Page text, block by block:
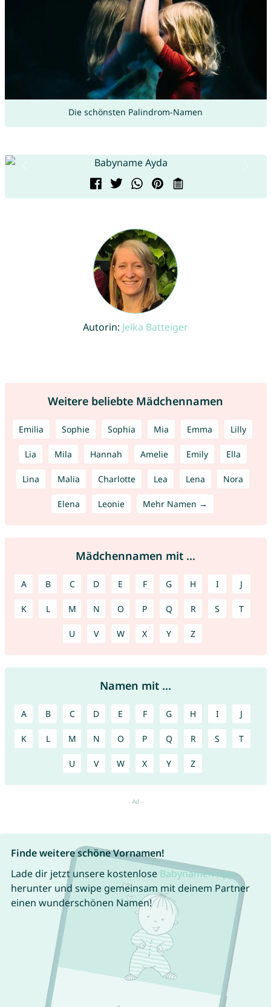
Die schönsten Palindrom-Namen
Autorin: Jelka Batteiger
Weitere beliebte Mädchennamen
Emilia Sophie Sophia Mia Emma Lilly
Lia Mila Hannah Amelie Emily Ella
Lina Malia Charlotte Lea Lena Nora
Elena Leonie Mehr Namen →
Mädchennamen mit ...
A B C D E F G H I J
K L M N O P Q R S T
U V W X Y Z
Namen mit ...
A B C D E F G H I J
K L M N O P Q R S T
U V W X Y Z
Finde weitere schöne Vornamen!
Lade dir jetzt unsere kostenlose Babynamen App
herunter und swipe gemeinsam mit deinem Partner
einen wunderschönen Namen!